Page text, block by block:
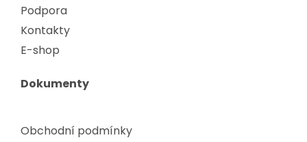
Podpora
Kontakty
E-shop
Dokumenty
Obchodní podmínky